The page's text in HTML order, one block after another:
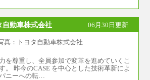
自動車株式会社 06月30日更新
を尊重し、全員参加で変革を進めていくこ
。 昨今のCASE を中心とした技術革新によ
ニーへの転…